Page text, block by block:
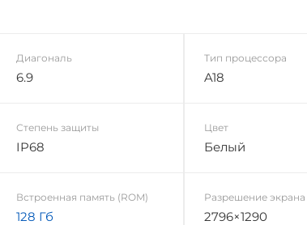
Диагональ
6.9
Тип процессора
A18
Степень защиты
IP68
Цвет
Белый
Встроенная память (ROM)
128 Гб
Разрешение экрана
2796×1290